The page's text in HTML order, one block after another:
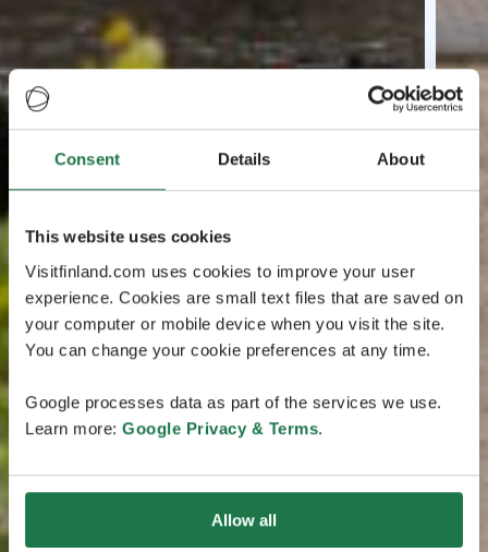
Consent Details About
This website uses cookies
Visitfinland.com uses cookies to improve your user
experience. Cookies are small text files that are saved on
your computer or mobile device when you visit the site.
You can change your cookie preferences at any time.
Google processes data as part of the services we use.
Learn more: Google Privacy & Terms.
Allow all